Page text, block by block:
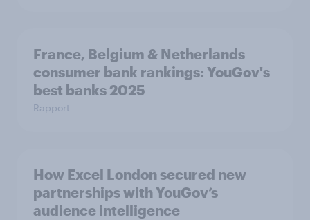
France, Belgium & Netherlands
consumer bank rankings: YouGov's
best banks 2025
Rapport
How Excel London secured new
partnerships with YouGov’s
audience intelligence